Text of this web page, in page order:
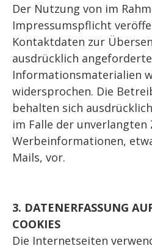
Der Nutzung von im
Impressumspflicht
Kontaktdaten zur
ausdrücklich
Informationsmaterialien
widersprochen. Die
behalten sich
im Falle der unverlangten
Werbeinformationen,
Mails, vor.
3. DATENERFASSUNG
COOKIES
Die Internetseiten